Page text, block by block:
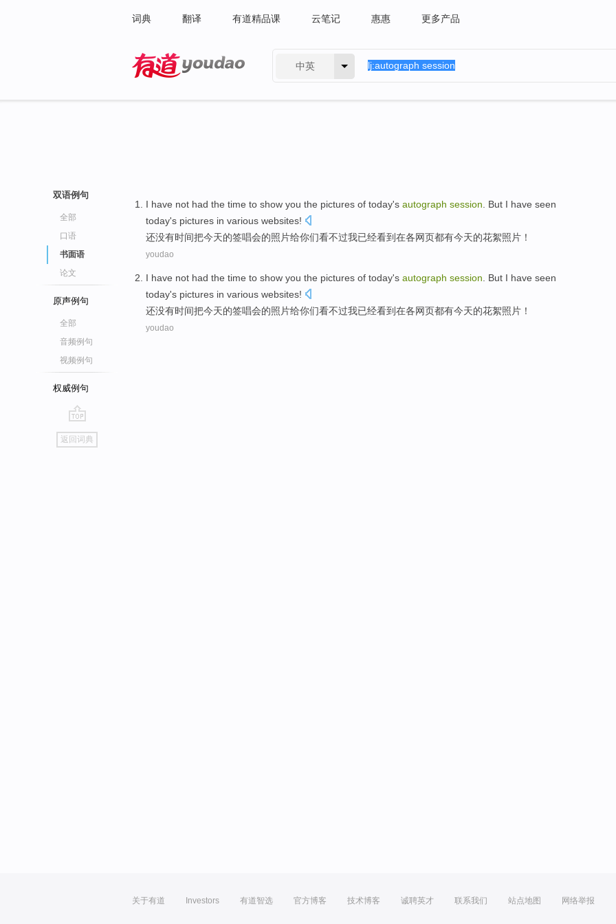
词典 翻译 有道精品课 云笔记 惠惠 更多产品
中英
双语例句
全部
口语
书面语
论文
原声例句
全部
音频例句
视频例句
权威例句
go
top
返回词典
I have not had the time to show you the pictures of today's autograph session But I have seen
today's pictures in various websites!
还没有时间把今天的签唱会的照片给你们看不过我已经看到在各网页都有今天的花絮照片！
youdao
I have not had the time to show you the pictures of today's autograph session But I have seen
today's pictures in various websites!
还没有时间把今天的签唱会的照片给你们看不过我已经看到在各网页都有今天的花絮照片！
youdao
关于有道 Investors 有道智选 官方博客 技术博客 诚聘英才 联系我们 站点地图 网络举报